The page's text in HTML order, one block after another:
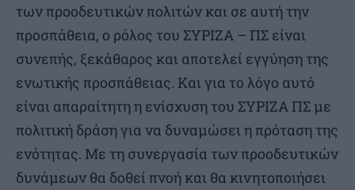
των προοδευτικών πολιτών και σε αυτή την
προσπάθεια, ο ρόλος του ΣΥΡΙΖΑ – ΠΣ είναι
συνεπής, ξεκάθαρος και αποτελεί εγγύηση της
ενωτικής προσπάθειας. Και για το λόγο αυτό
είναι απαραίτητη η ενίσχυση του ΣΥΡΙΖΑ ΠΣ με
πολιτική δράση για να δυναμώσει η πρόταση της
ενότητας. Με τη συνεργασία των προοδευτικών
δυνάμεων θα δοθεί πνοή και θα κινητοποιήσει